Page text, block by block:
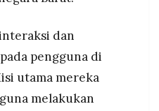
dan
pengguna di
utama mereka
melakukan